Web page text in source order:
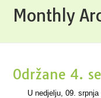
Monthly
Održane 4.
U nedjelju, 09.